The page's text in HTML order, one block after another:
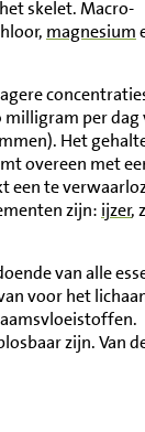
skelet. Macro-
magnesium
milligram per dag
Het
overeen met
een te
zijn: ijzer,
van alle
voor het
zijn. Van